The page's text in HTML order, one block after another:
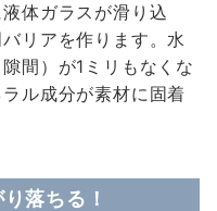
体ガラスが滑り込
リアを作ります。水
間）が1ミリもなくな
ル成分が素材に固着
落ちる！